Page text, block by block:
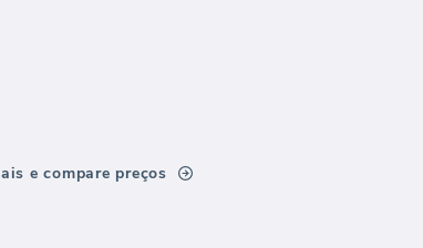
e compare preços